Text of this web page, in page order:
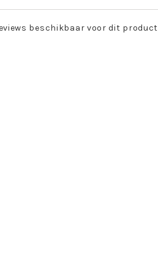
beschikbaar voor dit product